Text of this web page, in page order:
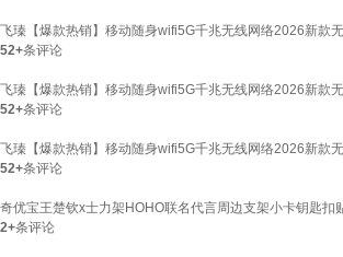
飞瑧【爆款热销】移动随身wifi5G千兆无线网络2026新款
52+条评论
飞瑧【爆款热销】移动随身wifi5G千兆无线网络2026新款
52+条评论
飞瑧【爆款热销】移动随身wifi5G千兆无线网络2026新款
52+条评论
奇优宝王楚钦x士力架HOHO联名代言周边支架小卡钥匙
2+条评论